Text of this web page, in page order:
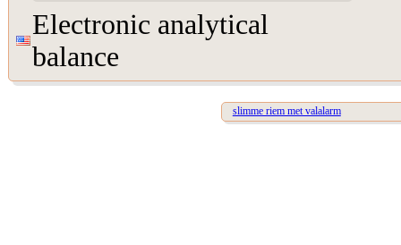
Electronic analytical
balance
slimme riem met valalarm